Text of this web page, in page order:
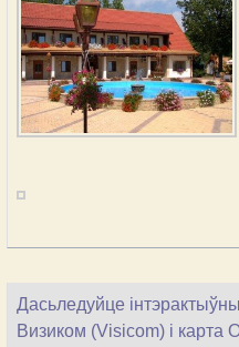
Дасьледуйце
Визиком (Visicom) і карта